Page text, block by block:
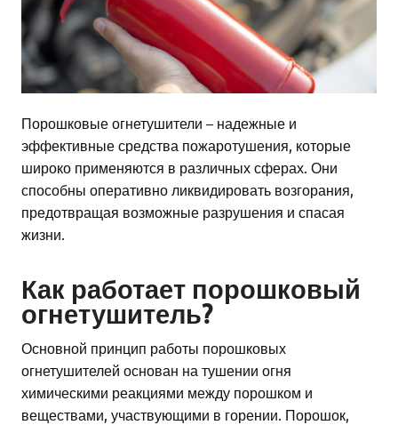
Порошковые огнетушители – надежные и
эффективные средства пожаротушения, которые
широко применяются в различных сферах. Они
способны оперативно ликвидировать возгорания,
предотвращая возможные разрушения и спасая
жизни.
Как работает порошковый
огнетушитель?
Основной принцип работы порошковых
огнетушителей основан на тушении огня
химическими реакциями между порошком и
веществами, участвующими в горении. Порошок,